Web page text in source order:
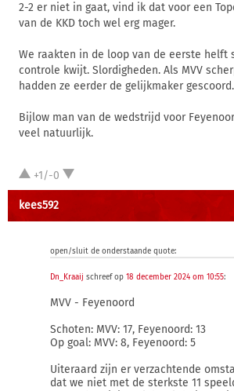
2-2 er niet in gaat, vind ik dat voor een
van de KKD toch wel erg mager.
We raakten in de loop van de eerste helft
controle kwijt. Slordigheden. Als MVV
hadden ze eerder de gelijkmaker gescoord.
Bijlow man van de wedstrijd voor
veel natuurlijk.
+1/-0
kees592
open/sluit de onderstaande quote:
Dn_Kraaij schreef op 18 december 2024 om 10:55:
MVV - Feyenoord
Schoten: MVV: 17, Feyenoord: 13
Op goal: MVV: 8, Feyenoord: 5
Uiteraard zijn er verzachtende
dat we niet met de sterkste 11